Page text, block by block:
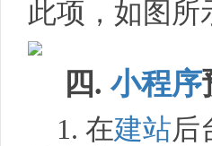
此项，如图所
四.小程序
1. 在建站后